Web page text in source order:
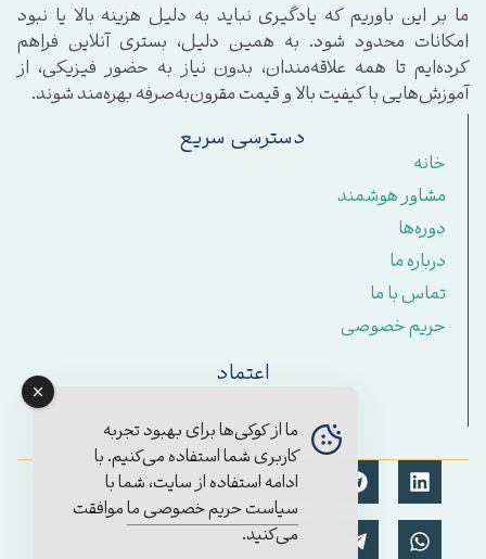
ما بر این باوریم که یادگیری نباید به دلیل هزینه بالا یا نبود
امکانات محدود شود. به همین دلیل، بستری آنلاین فراهم
کرده‌ایم تا همه علاقه‌مندان، بدون نیاز به حضور فیزیکی، از
آموزش‌هایی با کیفیت بالا و قیمت مقرون‌به‌صرفه بهره‌مند شوند.
دسترسی سریع
خانه
مشاور هوشمند
دوره‌ها
درباره ما
تماس با ما
حریم خصوصی
اعتماد
© تمامی حقوق برای آکادمی
مستمر محفوظ است.
۱۴۰۴/2025
ما از کوکی‌ها برای بهبود تجربه
کاربری شما استفاده می‌کنیم. با
ادامه استفاده از سایت، شما با
سیاست حریم خصوصی ماموافقت
می‌کنید.